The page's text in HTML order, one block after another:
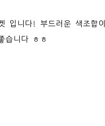
입니다! 부드러운 색조합
습니다 ㅎㅎ